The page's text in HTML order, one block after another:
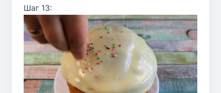
Шаг 13: